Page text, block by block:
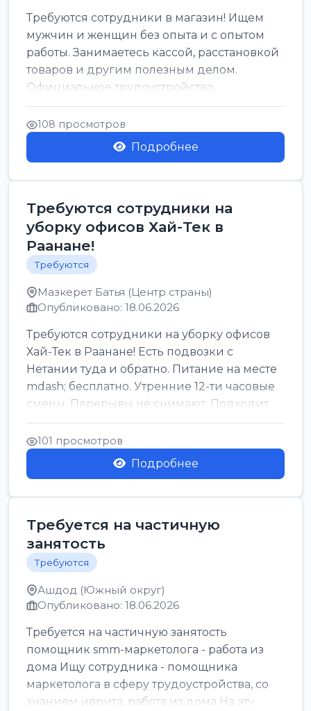
Требуются сотрудники в магазин! Ищем
мужчин и женщин без опыта и с опытом
работы. Занимаетесь кассой, расстановкой
товаров и другим полезным делом.
Официальное трудоустройство,
стабильная зарплата от ...
108 просмотров
Подробнее
Требуются сотрудники на
уборку офисов Хай-Тек в
Раанане!
Требуются
Мазкерет Батья (Центр страны)
Опубликовано: 18.06.2026
Требуются сотрудники на уборку офисов
Хай-Тек в Раанане! Есть подвозки с
Нетании туда и обратно. Питание на месте
mdash; бесплатно. Утренние 12-ти часовые
смены. Перерывы не снимают. Подходит
для всех...
101 просмотров
Подробнее
Требуется на частичную
занятость
Требуются
Ашдод (Южный округ)
Опубликовано: 18.06.2026
Требуется на частичную занятость
помощник smm-маркетолога - работа из
дома Ищу сотрудника - помощника
маркетолога в сферу трудоустройства, со
знанием иврита, работа из дома На эту